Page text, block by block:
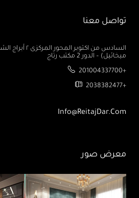
تواصل معنا
ميخائيل) – الدور 2 مكتب رتاج
201004337700+
2038382477+
Info@ReitajDar.com
معرض صور